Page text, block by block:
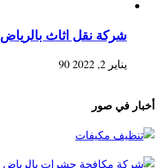
شركة نقل اثاث بالرياض
يناير 2, 2022 90
أخبار في صور